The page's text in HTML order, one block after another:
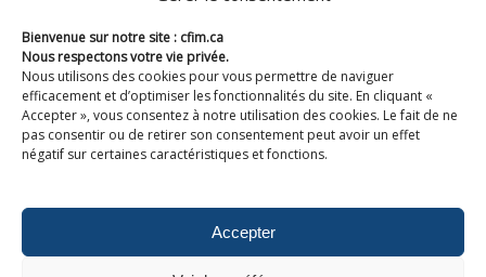
Bienvenue sur notre site : cfim.ca
Nous respectons votre vie privée.
Nous utilisons des cookies pour vous permettre de naviguer
efficacement et d’optimiser les fonctionnalités du site. En cliquant «
Accepter », vous consentez à notre utilisation des cookies. Le fait de ne
pas consentir ou de retirer son consentement peut avoir un effet
négatif sur certaines caractéristiques et fonctions.
Accepter
Devenir membre de CFIM
Suivez-nous